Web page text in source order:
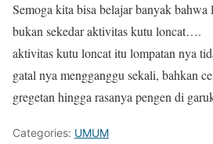
Semoga kita bisa belajar banyak bahwa
bukan sekedar aktivitas kutu loncat….
aktivitas kutu loncat itu lompatan nya
gatal nya mengganggu sekali, bahkan
gregetan hingga rasanya pengen di
Categories: UMUM